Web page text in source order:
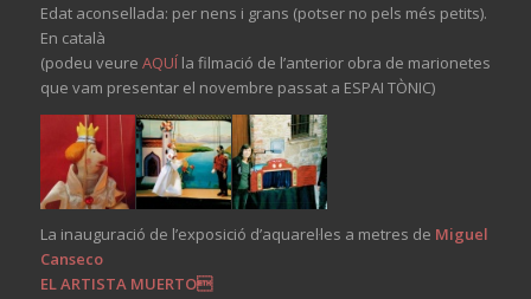
Edat aconsellada: per nens i grans (potser no pels més petits).
En català
(podeu veure AQUÍla filmació de l’anterior obra de marionetes
que vam presentar el novembre passat a ESPAI TÒNIC)
La inauguració de l’exposició d’aquarel·les a metres de Miguel
Canseco
EL ARTISTA MUERTO